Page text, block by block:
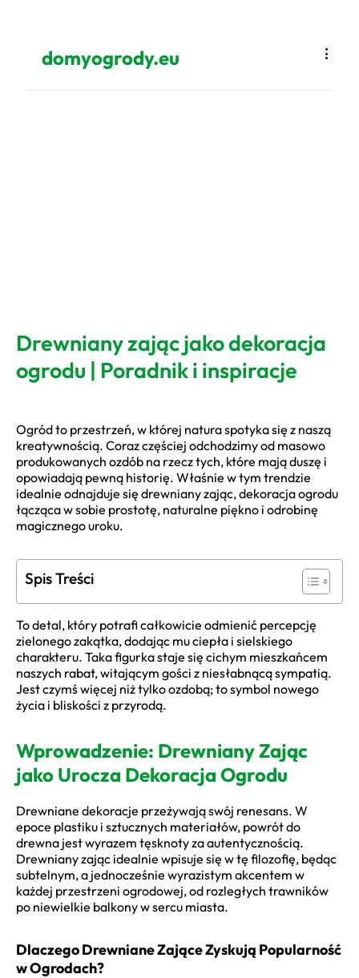
domyogrody.eu
Drewniany zając jako dekoracja
ogrodu | Poradnik i inspiracje
Ogród to przestrzeń, w której natura spotyka się z naszą
kreatywnością. Coraz częściej odchodzimy od masowo
produkowanych ozdób na rzecz tych, które mają duszę i
opowiadają pewną historię. Właśnie w tym trendzie
idealnie odnajduje się drewniany zając, dekoracja ogrodu
łącząca w sobie prostotę, naturalne piękno i odrobinę
magicznego uroku.
Spis Treści
To detal, który potrafi całkowicie odmienić percepcję
zielonego zakątka, dodając mu ciepła i sielskiego
charakteru. Taka figurka staje się cichym mieszkańcem
naszych rabat, witającym gości z niesłabnącą sympatią.
Jest czymś więcej niż tylko ozdobą; to symbol nowego
życia i bliskości z przyrodą.
Wprowadzenie: Drewniany Zając
jako Urocza Dekoracja Ogrodu
Drewniane dekoracje przeżywają swój renesans. W
epoce plastiku i sztucznych materiałów, powrót do
drewna jest wyrazem tęsknoty za autentycznością.
Drewniany zając idealnie wpisuje się w tę filozofię, będąc
subtelnym, a jednocześnie wyrazistym akcentem w
każdej przestrzeni ogrodowej, od rozległych trawników
po niewielkie balkony w sercu miasta.
Dlaczego Drewniane Zające Zyskują Popularność
w Ogrodach?